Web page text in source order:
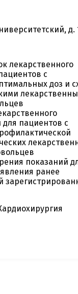
д.
лекарственного
с
доз и
пациентов с
показаний
ранее